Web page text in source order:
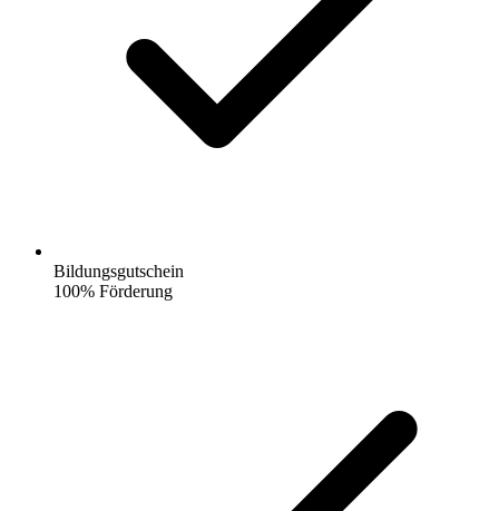
Bildungsgutschein
100% Förderung